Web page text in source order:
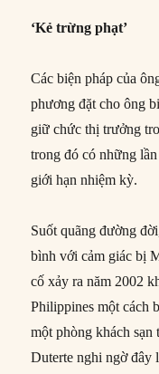
‘Kẻ trừng phạt’
Các biện pháp của
phương đặt cho ông
giữ chức thị trưởng
trong đó có những
giới hạn nhiệm kỳ.
Suốt quãng đường
bình với cảm giác bị
cố xảy ra năm 2002
Philippines một cách
một phòng khách
Duterte nghi ngờ đây